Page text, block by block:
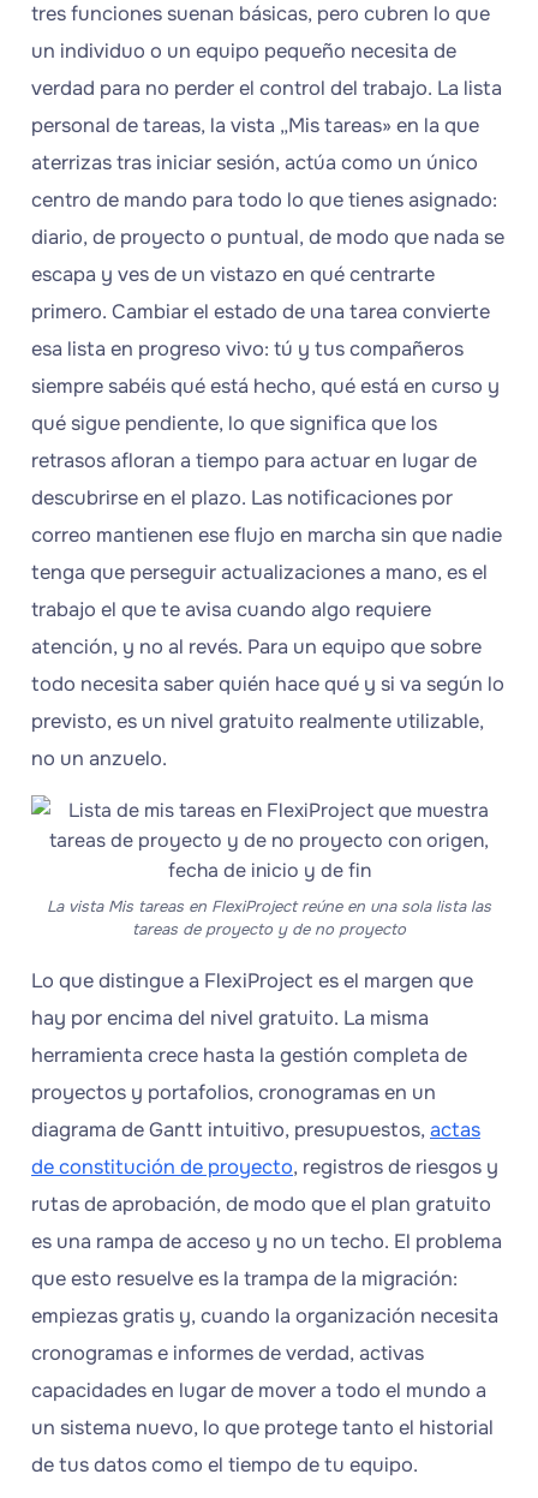
tres funciones suenan básicas, pero cubren lo que
un individuo o un equipo pequeño necesita de
verdad para no perder el control del trabajo. La lista
personal de tareas, la vista „Mis tareas» en la que
aterrizas tras iniciar sesión, actúa como un único
centro de mando para todo lo que tienes asignado:
diario, de proyecto o puntual, de modo que nada se
escapa y ves de un vistazo en qué centrarte
primero. Cambiar el estado de una tarea convierte
esa lista en progreso vivo: tú y tus compañeros
siempre sabéis qué está hecho, qué está en curso y
qué sigue pendiente, lo que significa que los
retrasos afloran a tiempo para actuar en lugar de
descubrirse en el plazo. Las notificaciones por
correo mantienen ese flujo en marcha sin que nadie
tenga que perseguir actualizaciones a mano, es el
trabajo el que te avisa cuando algo requiere
atención, y no al revés. Para un equipo que sobre
todo necesita saber quién hace qué y si va según lo
previsto, es un nivel gratuito realmente utilizable,
no un anzuelo.
La vista Mis tareas en FlexiProject reúne en una sola lista las
tareas de proyecto y de no proyecto
Lo que distingue a FlexiProject es el margen que
hay por encima del nivel gratuito. La misma
herramienta crece hasta la gestión completa de
proyectos y portafolios, cronogramas en un
diagrama de Gantt intuitivo, presupuestos,actas
de constitución de proyecto, registros de riesgos y
rutas de aprobación, de modo que el plan gratuito
es una rampa de acceso y no un techo. El problema
que esto resuelve es la trampa de la migración:
empiezas gratis y, cuando la organización necesita
cronogramas e informes de verdad, activas
capacidades en lugar de mover a todo el mundo a
un sistema nuevo, lo que protege tanto el historial
de tus datos como el tiempo de tu equipo.